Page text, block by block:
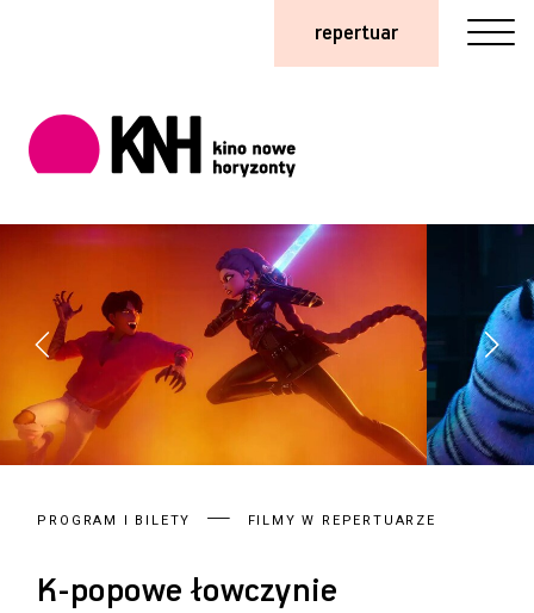
repertuar
PROGRAM I BILETY FILMY W REPERTUARZE
K-popowe łowczynie